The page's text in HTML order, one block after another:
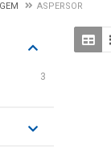
ASPERSOR
3